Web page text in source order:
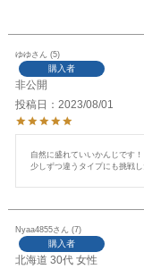
ゆゆ 5
購入者
非公開
投稿日
2023/08/01
自然に盛れていいかんじです！
Nyaa4855 7
購入者
北海道 30代 女性